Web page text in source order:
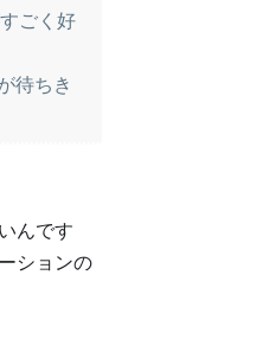
ごく好
待ちき
んです
ションの